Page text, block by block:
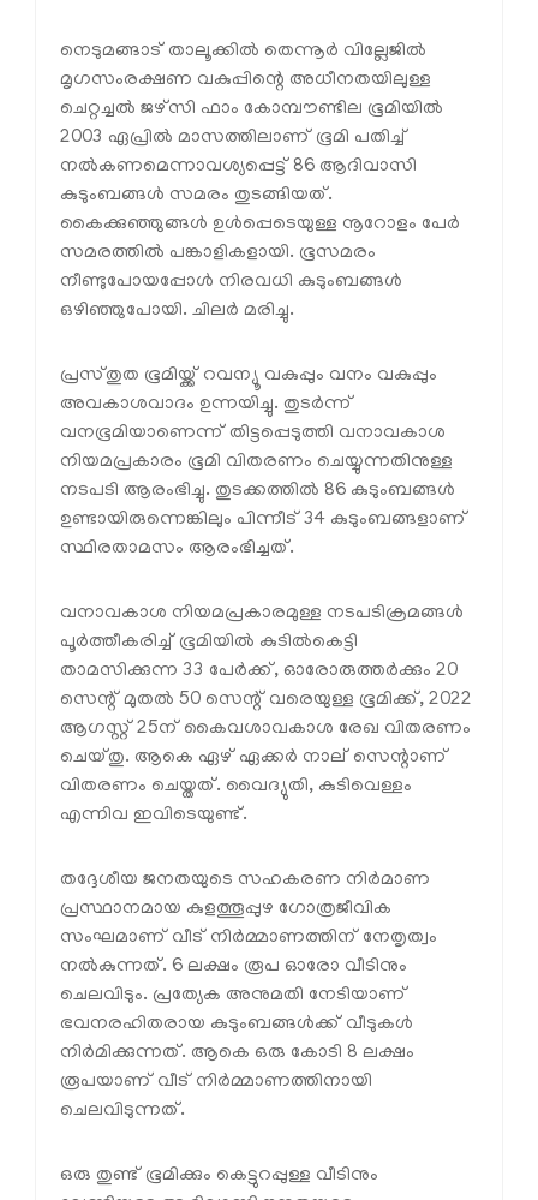
നെടുമങ്ങാട് താലൂക്കില്‍ തെന്നൂര്‍ വില്ലേജില്‍
മൃഗസംരക്ഷണ വകുപ്പിന്റെ അധീനതയിലുള്ള
ചെറ്റച്ചല്‍ ജഴ്‌സി ഫാം കോമ്പൗണ്ടില ഭൂമിയില്‍
2003 ഏപ്രില്‍ മാസത്തിലാണ് ഭൂമി പതിച്ച്
നല്‍കണമെന്നാവശ്യപ്പെട്ട് 86 ആദിവാസി
കുടുംബങ്ങള്‍ സമരം തുടങ്ങിയത്.
കൈക്കുഞ്ഞുങ്ങൾ ഉൾപ്പെടെയുള്ള നൂറോളം പേർ
സമരത്തിൽ പങ്കാളികളായി. ഭൂസമരം
നീണ്ടുപോയപ്പോൾ നിരവധി കുടുംബങ്ങൾ
ഒഴിഞ്ഞുപോയി. ചിലർ മരിച്ചു.
പ്രസ്തുത ഭൂമിയ്ക്ക് റവന്യൂ വകുപ്പും വനം വകുപ്പും
അവകാശവാദം ഉന്നയിച്ചു. തുടര്‍ന്ന്
വനഭൂമിയാണെന്ന് തിട്ടപ്പെടുത്തി വനാവകാശ
നിയമപ്രകാരം ഭൂമി വിതരണം ചെയ്യുന്നതിനുള്ള
നടപടി ആരംഭിച്ചു. തുടക്കത്തില്‍ 86 കുടുംബങ്ങള്‍
ഉണ്ടായിരുന്നെങ്കിലും പിന്നീട് 34 കുടുംബങ്ങളാണ്
സ്ഥിരതാമസം ആരംഭിച്ചത്.
വനാവകാശ നിയമപ്രകാരമുള്ള നടപടിക്രമങ്ങള്‍
പൂര്‍ത്തീകരിച്ച് ഭൂമിയില്‍ കുടില്‍കെട്ടി
താമസിക്കുന്ന 33 പേര്‍ക്ക്, ഓരോരുത്തര്‍ക്കും 20
സെന്റ് മുതല്‍ 50 സെന്റ് വരെയുള്ള ഭൂമിക്ക്, 2022
ആഗസ്റ്റ് 25ന് കൈവശാവകാശ രേഖ വിതരണം
ചെയ്തു. ആകെ ഏഴ് ഏക്കര്‍ നാല് സെന്റാണ്
വിതരണം ചെയ്തത്. വൈദ്യുതി, കുടിവെള്ളം
എന്നിവ ഇവിടെയുണ്ട്.
തദ്ദേശീയ ജനതയുടെ സഹകരണ നിർമാണ
പ്രസ്ഥാനമായ കുളത്തൂപ്പുഴ ഗോത്രജീവിക
സംഘമാണ് വീട് നിർമ്മാണത്തിന് നേതൃത്വം
നൽകുന്നത്. 6 ലക്ഷം രൂപ ഓരോ വീടിനും
ചെലവിടും. പ്രത്യേക അനുമതി നേടിയാണ്
ഭവനരഹിതരായ കുടുംബങ്ങൾക്ക് വീടുകൾ
നിർമിക്കുന്നത്. ആകെ ഒരു കോടി 8 ലക്ഷം
രൂപയാണ് വീട് നിർമ്മാണത്തിനായി
ചെലവിടുന്നത്.
ഒരു തുണ്ട് ഭൂമിക്കും കെട്ടുറപ്പുള്ള വീടിനും